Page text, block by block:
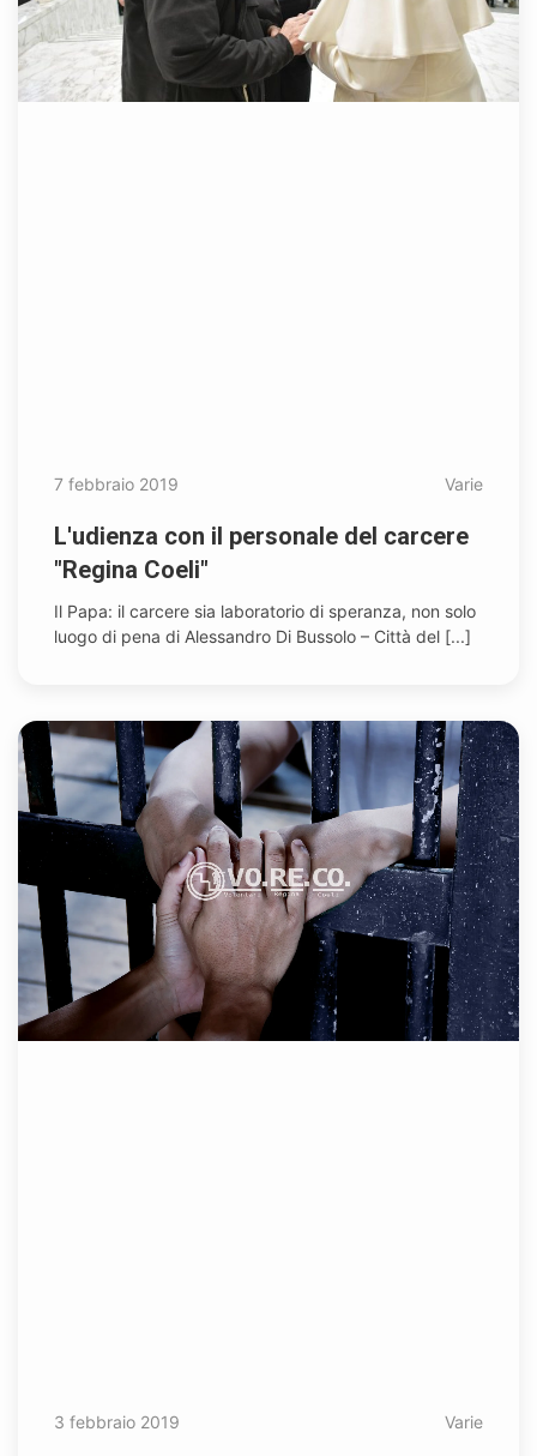
7 febbraio 2019 Varie
L'udienza con il personale del carcere
"Regina Coeli"
Il Papa: il carcere sia laboratorio di speranza, non solo
luogo di pena di Alessandro Di Bussolo – Città del [...]
3 febbraio 2019 Varie